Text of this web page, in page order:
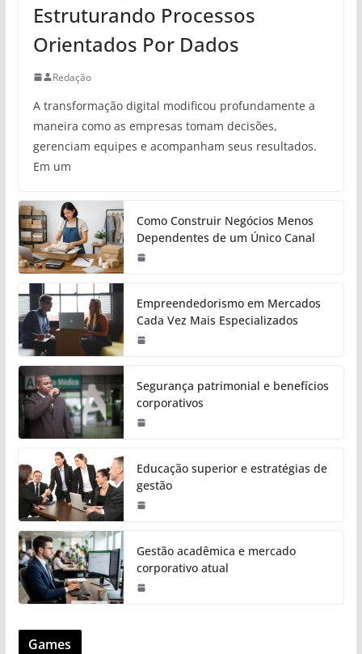
Estruturando Processos
Orientados Por Dados
Redação
A transformação digital modificou profundamente a
maneira como as empresas tomam decisões,
gerenciam equipes e acompanham seus resultados.
Em um
Como Construir Negócios Menos
Dependentes de um Único Canal
Empreendedorismo em Mercados
Cada Vez Mais Especializados
Segurança patrimonial e benefícios
corporativos
Educação superior e estratégias de
gestão
Gestão acadêmica e mercado
corporativo atual
Games